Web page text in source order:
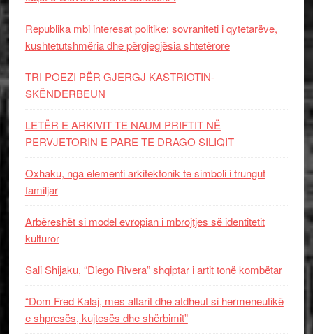
Republika mbi interesat politike: sovraniteti i qytetarëve,
kushtetutshmëria dhe përgjegjësia shtetërore
TRI POEZI PËR GJERGJ KASTRIOTIN-
SKËNDERBEUN
LETËR E ARKIVIT TE NAUM PRIFTIT NË
PERVJETORIN E PARE TE DRAGO SILIQIT
Oxhaku, nga elementi arkitektonik te simboli i trungut
familjar
Arbëreshët si model evropian i mbrojtjes së identitetit
kulturor
Sali Shijaku, “Diego Rivera” shqiptar i artit tonë kombëtar
“Dom Fred Kalaj, mes altarit dhe atdheut si hermeneutikë
e shpresës, kujtesës dhe shërbimit”